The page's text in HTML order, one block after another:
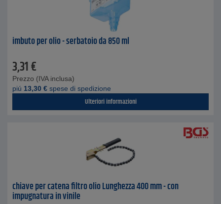
imbuto per olio - serbatoio da 850 ml
3,31€
Prezzo (IVA inclusa)
piú 13,30 € spese di spedizione
Ulteriori informazioni
chiave per catena filtro olio Lunghezza 400 mm - con
impugnatura in vinile